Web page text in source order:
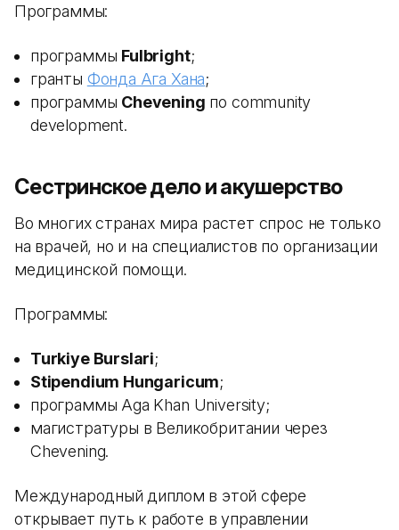
Программы:
программы Fulbright;
гранты Фонда Ага Хана;
программы Chevening по community
development.
Сестринское дело и акушерство
Во многих странах мира растет спрос не только
на врачей, но и на специалистов по организации
медицинской помощи.
Программы:
Turkiye Burslari;
Stipendium Hungaricum;
программы Aga Khan University;
магистратуры в Великобритании через
Chevening.
Международный диплом в этой сфере
открывает путь к работе в управлении